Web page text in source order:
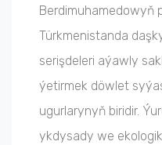
Berdimuhamedowyň
Türkmenistanda
serişdeleri aýawly
ýetirmek döwlet
ugurlarynyň biridir.
ykdysady we